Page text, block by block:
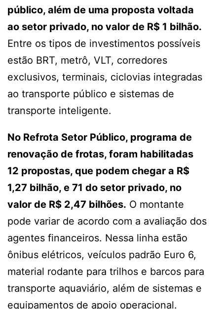
público, além de uma proposta voltada
ao setor privado, no valor de R$ 1 bilhão.
Entre os tipos de investimentos possíveis
estão BRT, metrô, VLT, corredores
exclusivos, terminais, ciclovias integradas
ao transporte público e sistemas de
transporte inteligente.
No Refrota Setor Público, programa de
renovação de frotas, foram habilitadas
12 propostas, que podem chegar a R$
1,27 bilhão, e 71 do setor privado, no
valor de R$ 2,47 bilhões. O montante
pode variar de acordo com a avaliação dos
agentes financeiros. Nessa linha estão
ônibus elétricos, veículos padrão Euro 6,
material rodante para trilhos e barcos para
transporte aquaviário, além de sistemas e
equipamentos de apoio operacional.